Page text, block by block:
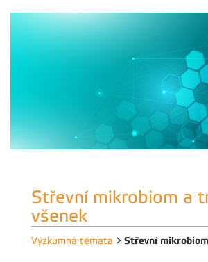
Střevní mikrobiom a
všenek
Výzkumná témata > Střevní